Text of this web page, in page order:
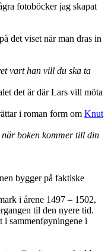
fotoböcker jag skapat
det viset när man dras in
vart han vill du ska ta
det är där Lars vill möta
i roman form om Knut
när boken kommer till din
bygger på faktiske
i årene 1497 – 1502,
til den nyere tid.
i sammenføyningene i